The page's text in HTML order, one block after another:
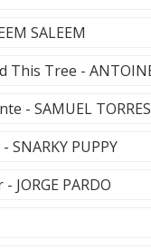
SALEEM
This Tree -
- SAMUEL TORRES
SNARKY PUPPY
JORGE PARDO